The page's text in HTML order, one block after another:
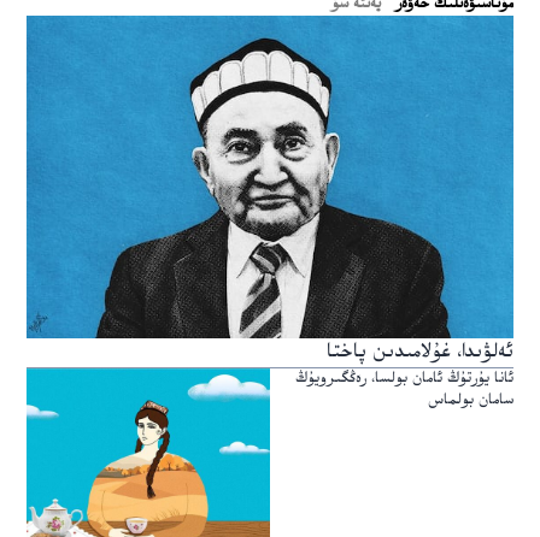
ﻣﯘﻧﺎﺳﯩﯟﻩﺗﻠﯩﻚ ﺧﻪﯞﻩﺭ يەتتە سۇ
ئەلۋىدا، غۇلامىدىن پاختا
ئانا يۇرتۇڭ ئامان بولسا، رەڭگىرويۇڭ
سامان بولماس